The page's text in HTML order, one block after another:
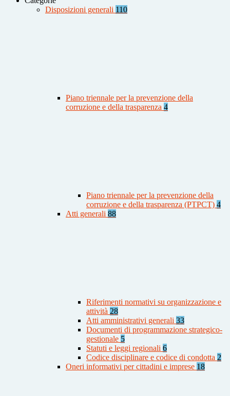
Disposizioni generali 110
Piano triennale per la prevenzione della
corruzione e della trasparenza 4
Piano triennale per la prevenzione della
corruzione e della trasparenza (PTPCT) 4
Atti generali 88
Riferimenti normativi su organizzazione e
attività 28
Atti amministrativi generali 33
Documenti di programmazione strategico-
gestionale 5
Statuti e leggi regionali 6
Codice disciplinare e codice di condotta 2
Oneri informativi per cittadini e imprese 18